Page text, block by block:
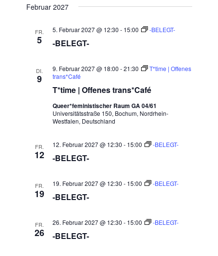
Februar 2027
FR.
5 -BELEGT-
5. Februar 2027 @ 12:30 - 15:00 -BELEGT-
DI.
9
T*time | Offenes trans*Café
9. Februar 2027 @ 18:00 -21:30
T*time | Offenes
trans*Café
Queer*feministischer Raum GA 04/61
Universitätsstraße 150, Bochum, Nordrhein-
Westfalen, Deutschland
FR.
12 -BELEGT-
12. Februar 2027 @ 12:30 - 15:00 -BELEGT-
FR.
19 -BELEGT-
19. Februar 2027 @ 12:30 - 15:00 -BELEGT-
FR.
26 -BELEGT-
26. Februar 2027 @ 12:30 - 15:00 -BELEGT-